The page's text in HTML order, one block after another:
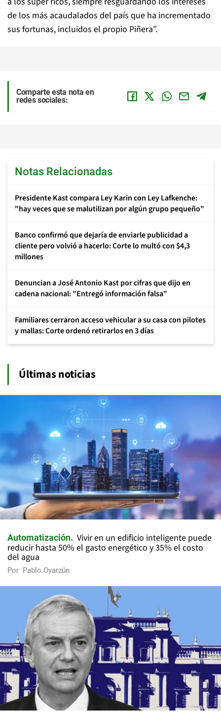
de los más acaudalados del país que ha incrementado
sus fortunas, incluidos el propio Piñera”.
Comparte esta nota en
redes sociales:
Notas Relacionadas
Presidente Kast compara Ley Karin con Ley Lafkenche:
"hay veces que se malutilizan por algún grupo pequeño"
Banco confirmó que dejaría de enviarle publicidad a
cliente pero volvió a hacerlo: Corte lo multó con $4,3
millones
Denuncian a José Antonio Kast por cifras que dijo en
cadena nacional: "Entregó información falsa"
Familiares cerraron acceso vehicular a su casa con pilotes
y mallas: Corte ordenó retirarlos en 3 días
Últimas noticias
Automatización
Vivir en un edificio inteligente puede
reducir hasta 50% el gasto energético y 35% el costo
del agua
Por Pablo Oyarzún